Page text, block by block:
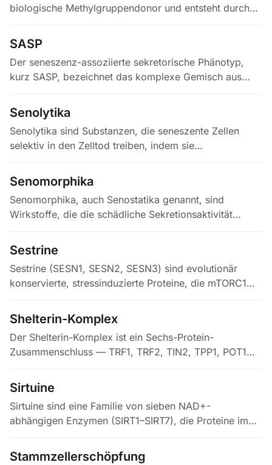
biologische Methylgruppendonor und entsteht durch
Adenosintriphosphat (ATP) in einer Reaktion, die…
SASP
Der seneszenz-assoziierte sekretorische Phänotyp,
kurz SASP, bezeichnet das komplexe Gemisch aus
Proteasen und extrazellulären Vesikeln,…
Senolytika
Senolytika sind Substanzen, die seneszente Zellen
selektiv in den Zelltod treiben, indem sie
darunter BCL-2-Proteine und…
Senomorphika
Senomorphika, auch Senostatika genannt, sind
Wirkstoffe, die die schädliche Sekretionsaktivität
Sie greifen typischerweise in…
Sestrine
Sestrine (SESN1, SESN2, SESN3) sind evolutionär
konservierte, stressinduzierte Proteine, die mTORC1
und AMPK (AMP-aktivierte…
Shelterin-Komplex
Der Shelterin-Komplex ist ein Sechs-Protein-
Zusammenschluss — TRF1, TRF2, TIN2, TPP1, POT1
Wiederholungen an Chromosomenenden bedeckt
und…
Sirtuine
Sirtuine sind eine Familie von sieben NAD+-
abhängigen Enzymen (SIRT1–SIRT7), die Proteine im
Mitochondrienfunktion und Stressantwort…
Stammzellerschöpfung